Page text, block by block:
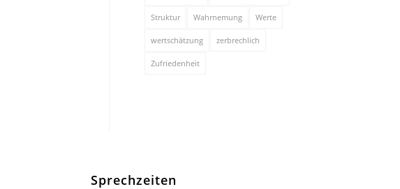
Struktur Wahrnemung Werte
wertschätzung zerbrechlich
Zufriedenheit
Sprechzeiten